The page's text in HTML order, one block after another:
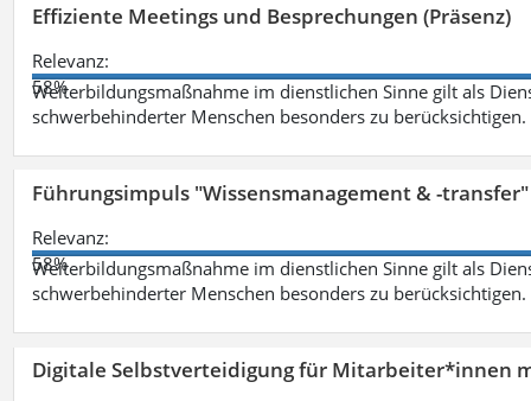
Effiziente Meetings und Besprechungen (Präsenz)
Relevanz:
58%
Weiterbildungsmaßnahme im dienstlichen Sinne gilt als
schwerbehinderter Menschen besonders zu berücksichtigen.
Führungsimpuls "Wissensmanagement & -
Relevanz:
58%
Weiterbildungsmaßnahme im dienstlichen Sinne gilt als
schwerbehinderter Menschen besonders zu berücksichtigen.
Digitale Selbstverteidigung für Mitarbeiter*innen